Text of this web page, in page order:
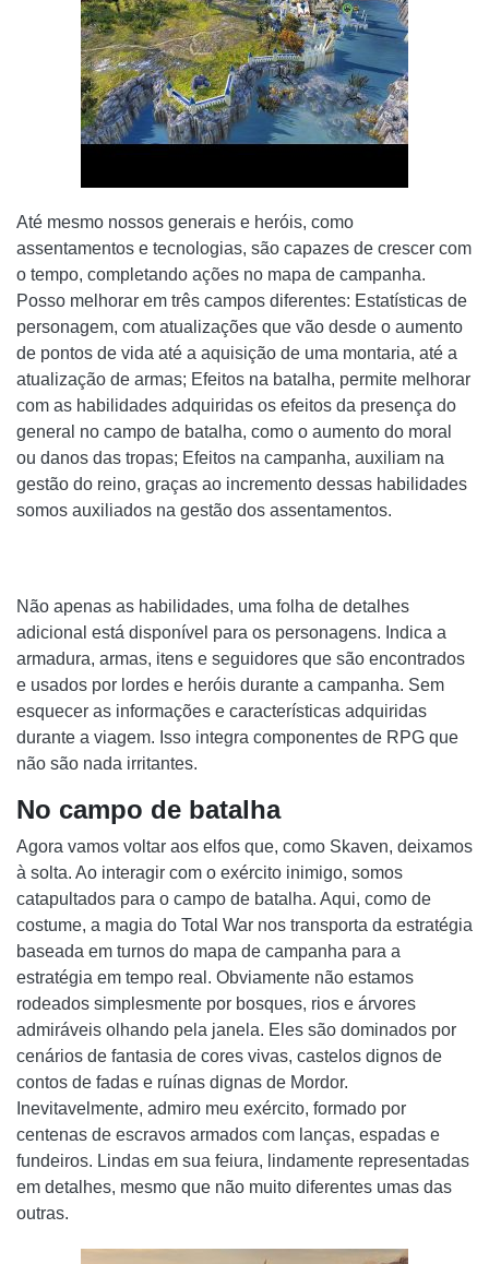
Até mesmo nossos generais e heróis, como
assentamentos e tecnologias, são capazes de crescer com
o tempo, completando ações no mapa de campanha.
Posso melhorar em três campos diferentes: Estatísticas de
personagem, com atualizações que vão desde o aumento
de pontos de vida até a aquisição de uma montaria, até a
atualização de armas; Efeitos na batalha, permite melhorar
com as habilidades adquiridas os efeitos da presença do
general no campo de batalha, como o aumento do moral
ou danos das tropas; Efeitos na campanha, auxiliam na
gestão do reino, graças ao incremento dessas habilidades
somos auxiliados na gestão dos assentamentos.
Não apenas as habilidades, uma folha de detalhes
adicional está disponível para os personagens. Indica a
armadura, armas, itens e seguidores que são encontrados
e usados ​​por lordes e heróis durante a campanha. Sem
esquecer as informações e características adquiridas
durante a viagem. Isso integra componentes de RPG que
não são nada irritantes.
No campo de batalha
Agora vamos voltar aos elfos que, como Skaven, deixamos
à solta. Ao interagir com o exército inimigo, somos
catapultados para o campo de batalha. Aqui, como de
costume, a magia do Total War nos transporta da estratégia
baseada em turnos do mapa de campanha para a
estratégia em tempo real. Obviamente não estamos
rodeados simplesmente por bosques, rios e árvores
admiráveis ​​olhando pela janela. Eles são dominados por
cenários de fantasia de cores vivas, castelos dignos de
contos de fadas e ruínas dignas de Mordor.
Inevitavelmente, admiro meu exército, formado por
centenas de escravos armados com lanças, espadas e
fundeiros. Lindas em sua feiura, lindamente representadas
em detalhes, mesmo que não muito diferentes umas das
outras.